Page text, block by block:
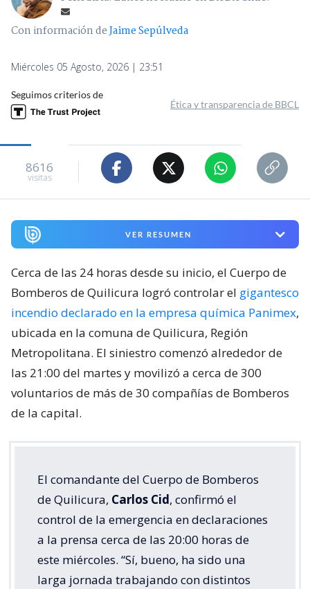
Con información deJaime Sepúlveda
Miércoles 05 Agosto, 2026 | 23:51
Seguimos criterios de
Ética y transparencia de BBCL
8616
visitas
VER RESUMEN
Cerca de las 24 horas desde su inicio, el Cuerpo de
Bomberos de Quilicura logró controlar el gigantesco
incendio declarado en la empresa química Panimex,
ubicada en la comuna de Quilicura, Región
Metropolitana. El siniestro comenzó alrededor de
las 21:00 del martes y movilizó a cerca de 300
voluntarios de más de 30 compañías de Bomberos
de la capital.
El comandante del Cuerpo de Bomberos
de Quilicura, Carlos Cid, confirmó el
control de la emergencia en declaraciones
a la prensa cerca de las 20:00 horas de
este miércoles. “Sí, bueno, ha sido una
larga jornada trabajando con distintos